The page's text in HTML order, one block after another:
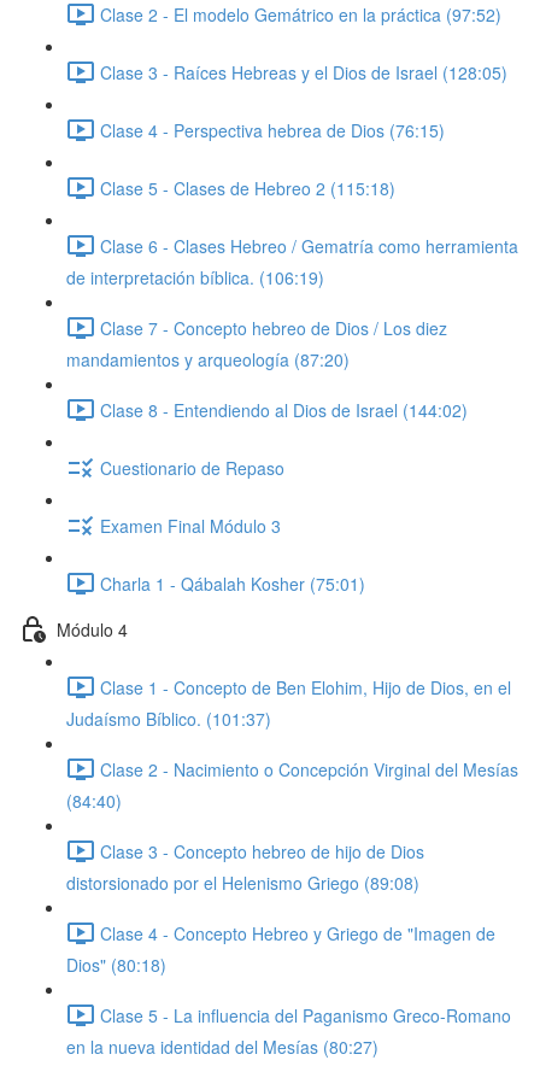
Clase 2 - El modelo Gemátrico en la práctica (97:52)
Clase 3 - Raíces Hebreas y el Dios de Israel (128:05)
Clase 4 - Perspectiva hebrea de Dios (76:15)
Clase 5 - Clases de Hebreo 2 (115:18)
Clase 6 - Clases Hebreo / Gematría como herramienta
de interpretación bíblica. (106:19)
Clase 7 - Concepto hebreo de Dios / Los diez
mandamientos y arqueología (87:20)
Clase 8 - Entendiendo al Dios de Israel (144:02)
Cuestionario de Repaso
Examen Final Módulo 3
Charla 1 - Qábalah Kosher (75:01)
Módulo 4
Clase 1 - Concepto de Ben Elohim, Hijo de Dios, en el
Judaísmo Bíblico. (101:37)
Clase 2 - Nacimiento o Concepción Virginal del Mesías
(84:40)
Clase 3 - Concepto hebreo de hijo de Dios
distorsionado por el Helenismo Griego (89:08)
Clase 4 - Concepto Hebreo y Griego de "Imagen de
Dios" (80:18)
Clase 5 - La influencia del Paganismo Greco-Romano
en la nueva identidad del Mesías (80:27)